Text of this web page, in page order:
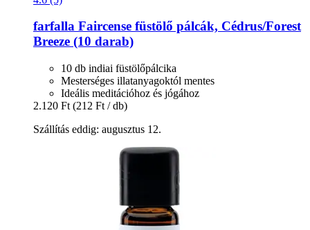
farfalla Faircense füstölő pálcák, Cédrus/Forest
Breeze (10 darab)
10 db indiai füstölőpálcika
Mesterséges illatanyagoktól mentes
Ideális meditációhoz és jógához
2.120 Ft (212 Ft / db)
Szállítás eddig: augusztus 12.